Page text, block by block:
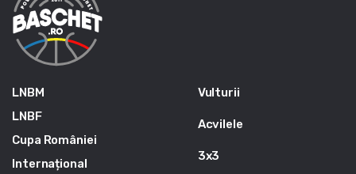
LNBM
LNBF
Cupa României
Internațional
Vulturii
Acvilele
3x3